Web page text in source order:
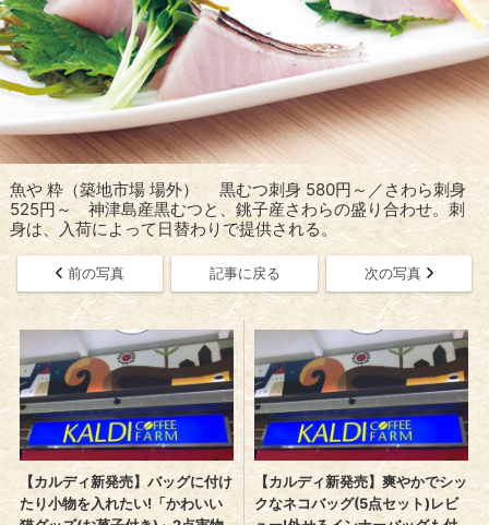
魚や 粋（築地市場 場外） 黒むつ刺身 580円～／さわら刺身
525円～ 神津島産黒むつと、銚子産さわらの盛り合わせ。刺
身は、入荷によって日替わりで提供される。
前の写真 記事に戻る 次の写真